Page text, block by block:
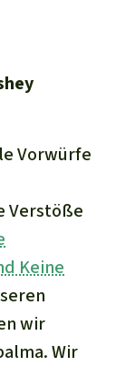
Vorwürfe
Verstöße
Keine
wir
Wir